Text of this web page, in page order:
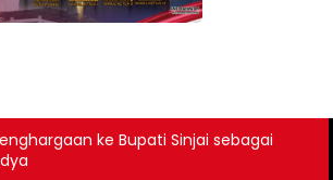
ke Bupati Sinjai sebagai